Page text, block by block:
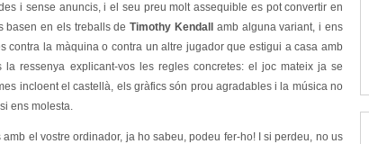
i sense anuncis, i el seu preu molt assequible es pot convertir en
basen en els treballs deTimothy Kendall
amb alguna variant, i ens
contra la màquina o contra un altre jugador que estigui a casa amb
la ressenya explicant-vos les regles concretes: el joc mateix ja se
incloent el castellà, els gràfics són prou agradables i la música no
ens molesta.
el vostre ordinador, ja ho sabeu, podeu fer-ho! I si perdeu, no us